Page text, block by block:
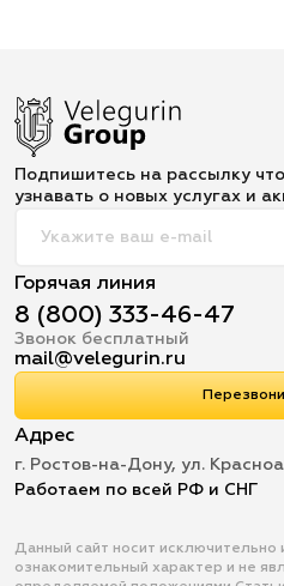
Подпишитесь на рассылку
узнавать о новых услугах и
Горячая линия
8 (800) 333-46-47
Звонок бесплатный
mail@velegurin.ru
Адрес
г. Ростов-на-Дону, ул.
Работаем по всей РФ и СНГ
Данный сайт носит исключительно
ознакомительный характер и не